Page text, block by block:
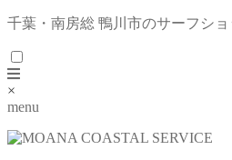
千葉・南房総 鴨川市のサーフシ
×
menu